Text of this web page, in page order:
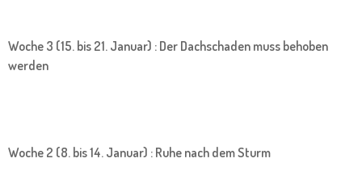
Woche 3 (15. bis 21. Januar) : Der Dachschaden muss behoben
werden
Woche 2 (8. bis 14. Januar) : Ruhe nach dem Sturm